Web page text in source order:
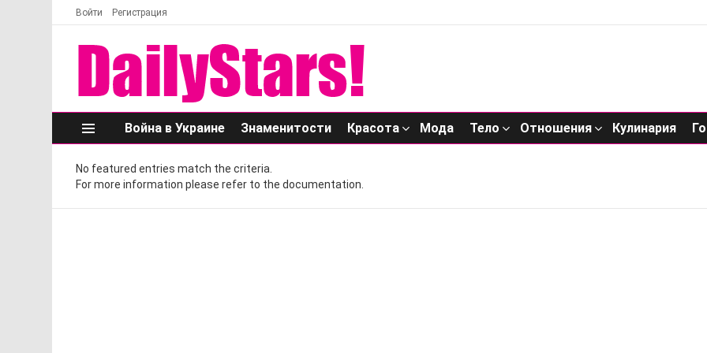
Войти Регистрация
Меню
Война в Украине Знаменитости Красота Мода Тело Отношения Кулинария
No featured entries match the criteria.
For more information please refer to the documentation.